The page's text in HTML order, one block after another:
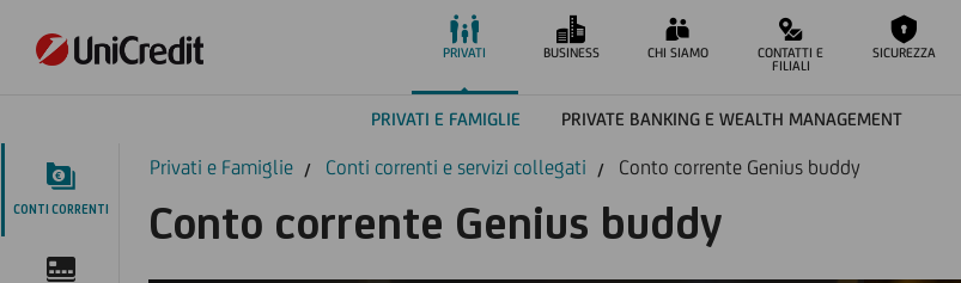
PRIVATI
PRIVATI E FAMIGLIE PRIVATE BANKING E WEALTH MANAGEMENT
BUSINESS CHI SIAMO CONTATTI E
FILIALI
SICUREZZA
CONTI CORRENTI
Privati e Famiglie Conti correnti e servizi collegati Conto corrente Genius buddy
Conto corrente Genius buddy